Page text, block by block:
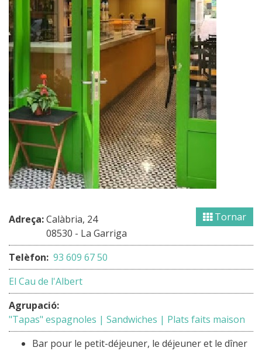
Tornar
Adreça:Calàbria, 24
08530 - La Garriga
Telèfon: 93 609 67 50
El Cau de l'Albert
Agrupació:
"Tapas" espagnoles | Sandwiches | Plats faits maison
Bar pour le petit-déjeuner, le déjeuner et le dîner